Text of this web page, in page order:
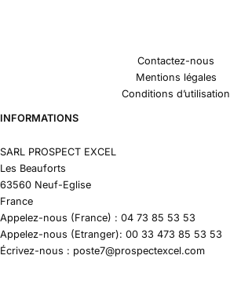
Contactez-nous
Mentions légales
Conditions d’utilisation
INFORMATIONS
SARL PROSPECT EXCEL
Les Beauforts
63560 Neuf-Eglise
France
Appelez-nous (France) : 04 73 85 53 53
Appelez-nous (Etranger): 00 33 473 85 53 53
Écrivez-nous : poste7@prospectexcel.com